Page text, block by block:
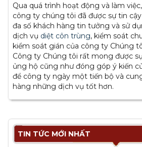
Qua quá trình hoạt động và làm việc,
công ty chúng tôi đã được sự tin
đa số khách hàng tin tưởng và sử
dịch vụ diệt côn trùng, kiểm soát
kiểm soát gián của công ty Chúng
Công ty Chúng tôi rất mong được
ủng hộ cũng như đóng góp ý kiến
để công ty ngày một tiến bộ và
hàng những dịch vụ tốt hơn.
TIN TỨC MỚI NHẤT